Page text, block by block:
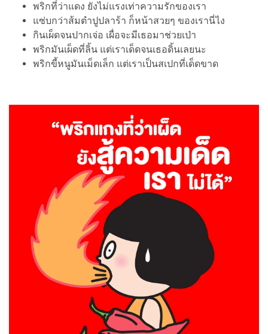
พริกที่ว่าแดง ยังไม่แรงเท่าความรักของเรา
แซ่บกว่าส้มตำปูปลาร้า ก็หน้าสวยๆ ของเรานี่ไง
กินเผ็ดจนปากเจ่อ เผื่อจะมีเธอมาช่วยเป่า
พริกมันเผ็ดที่ลิ้น แต่เราเด็ดจนเธอดิ้นเลยนะ
พริกขี้หนูมันเม็ดเล็ก แต่เราเป็นสเปกที่เด็ดขาด